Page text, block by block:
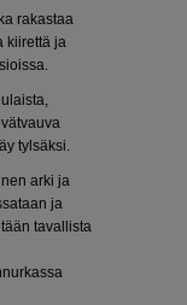
rakastaa
kiirettä ja
tylsäksi.
arki ja
ja
tavallista